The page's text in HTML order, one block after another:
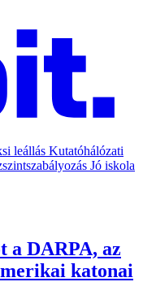
leállás Kutatóhálózati
Jó iskola
a DARPA, az
katonai